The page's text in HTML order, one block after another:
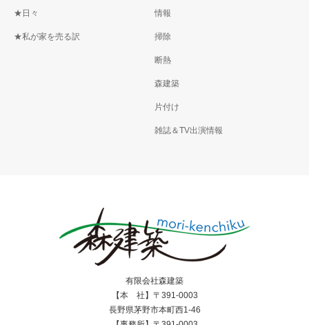
★日々
★私が家を売る訳
情報
掃除
断熱
森建築
片付け
雑誌＆TV出演情報
有限会社森建築
【本 社】〒391-0003
長野県茅野市本町西1-46